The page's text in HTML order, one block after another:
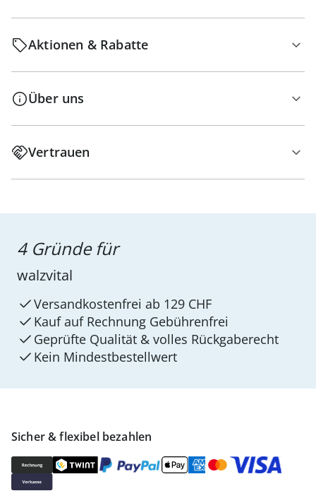
Aktionen & Rabatte
Über uns
Vertrauen
Sicher & flexibel bezahlen
4 Gründe für
walzvital
Versandkostenfrei ab 129 CHF
Kauf auf Rechnung Gebührenfrei
Geprüfte Qualität & volles Rückgaberecht
Kein Mindest­bestellwert